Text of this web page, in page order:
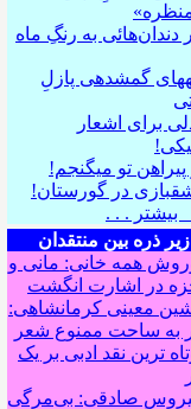
دندان‌هائی به رنگِ ماه
گمشده⁪ی پازلِ
برای اشعار
پیراهن تو می⁪گنجم!
در گورستان!
. . .
زیر ذره بین منتقدان
همه خانی: مانی و
در اشارت انگشت
معینی کرمانشاهی:
به ساحت ممنوع شعر
ترین نقد ادبی بر یک
صادقی: بی‌مرگی